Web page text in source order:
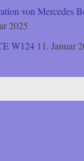
von Mercedes
2025
W124 11. Januar